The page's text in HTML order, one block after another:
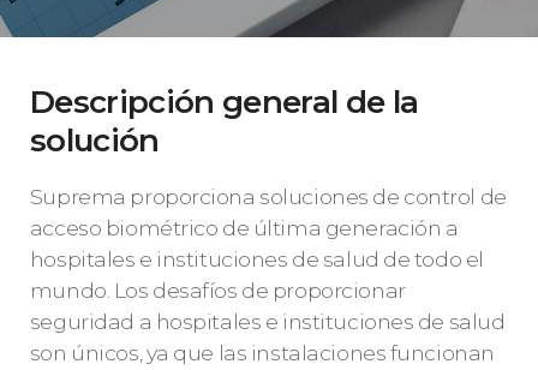
Descripción general de la
solución
Suprema proporciona soluciones de control de
acceso biométrico de última generación a
hospitales e instituciones de salud de todo el
mundo. Los desafíos de proporcionar
seguridad a hospitales e instituciones de salud
son únicos, ya que las instalaciones funcionan